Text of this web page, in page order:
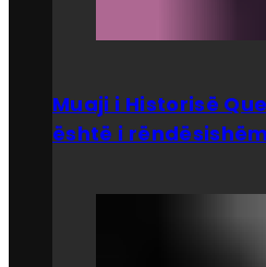
Muaji i Historisë
është i